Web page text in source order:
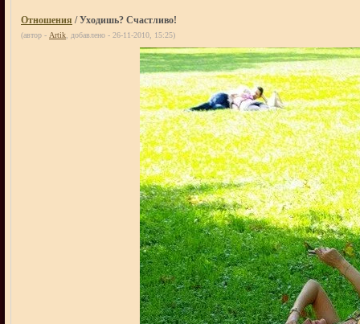
Отношения / Уходишь? Счастливо!
(автор - Artik , добавлено - 26-11-2010, 15:25)